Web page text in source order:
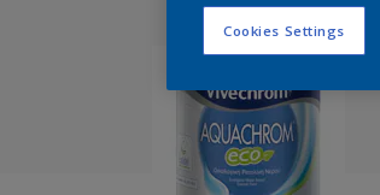
Cookies Settings